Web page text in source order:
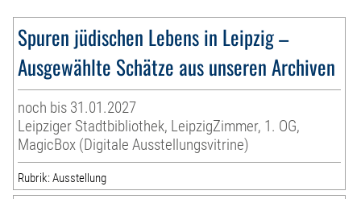
Spuren jüdischen Lebens in Leipzig –
Ausgewählte Schätze aus unseren Archiven
noch bis 31.01.2027
Leipziger Stadtbibliothek, LeipzigZimmer, 1. OG,
MagicBox (Digitale Ausstellungsvitrine)
Rubrik: Ausstellung